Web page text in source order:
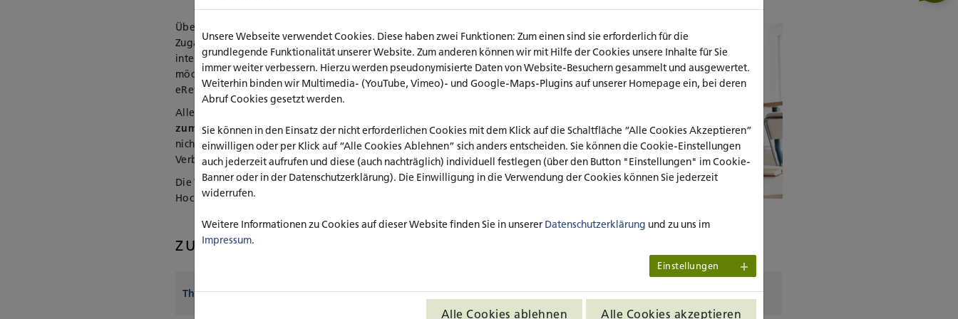
Über die eRef-Plattform des Thieme-Verlags haben Sie digital
Zugang zu umfassenden Ressourcen für Studium und Lehre. Sie
interessieren sich für Pflege- oder Hebammenwissenschaft und
möchten Grundlagenwissen nachschlagen? Dann bietet Ihnen die
eRef-Plattform eine gute Anlaufstelle.
Alle verfügbaren Titel wurden für den Zeitraum
zum 30.11.2025im Hochschulnetz freigeschaltet. Wenn Sie sich
nicht im Hochschulnetz befinden, nutzen Sie bitte eine VPN-
Verbindung.
Die Titel, die am meisten aufgerufen werden, werden von der
Hochschulbibliothek erworben und lizenziert.
ZUR KOSTENLOSEN PLATTFORM
Thieme eRef Lehrbücher
Unsere Webseite verwendet Cookies. Diese haben zwei Funktionen: Zum einen sind sie erforderlich für die
grundlegende Funktionalität unserer Website. Zum anderen können wir mit Hilfe der Cookies unsere Inhalte für Sie
immer weiter verbessern. Hierzu werden pseudonymisierte Daten von Website-Besuchern gesammelt und ausgewertet.
Weiterhin binden wir Multimedia- (YouTube, Vimeo)- und Google-Maps-Plugins auf unserer Homepage ein, bei deren
Abruf Cookies gesetzt werden.
Sie können in den Einsatz der nicht erforderlichen Cookies mit dem Klick auf die Schaltfläche “Alle Cookies Akzeptieren”
einwilligen oder per Klick auf “Alle Cookies Ablehnen” sich anders entscheiden. Sie können die Cookie-Einstellungen
auch jederzeit aufrufen und diese (auch nachträglich) individuell festlegen (über den Button "Einstellungen" im Cookie-
Banner oder in der Datenschutzerklärung). Die Einwilligung in die Verwendung der Cookies können Sie jederzeit
widerrufen.
Weitere Informationen zu Cookies auf dieser Website finden Sie in unserer Datenschutzerklärung und zu uns im
Impressum.
Einstellungen
Alle Cookies ablehnen Alle Cookies akzeptieren